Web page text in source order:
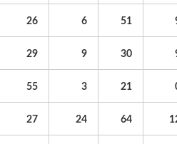
26 6 51
29 9 30
55 3 21
27 24 64